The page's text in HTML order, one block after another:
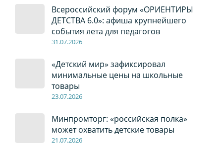
Всероссийский форум «ОРИЕНТИРЫ
ДЕТСТВА 6.0»: афиша крупнейшего
события лета для педагогов
31.07.2026
«Детский мир» зафиксировал
минимальные цены на школьные
товары
23.07.2026
Минпромторг: «российская полка»
может охватить детские товары
21.07.2026